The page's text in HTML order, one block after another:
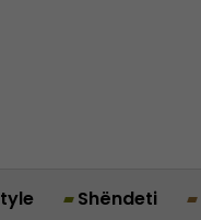
Shëndeti